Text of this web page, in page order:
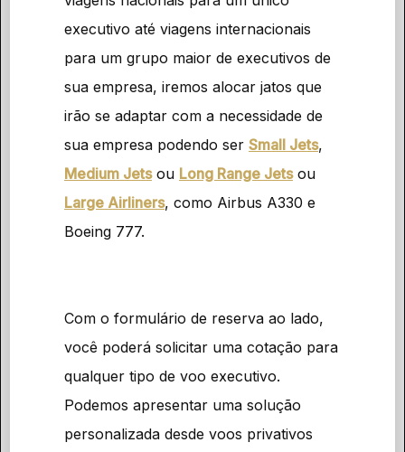
executivo até viagens internacionais
para um grupo maior de executivos de
sua empresa, iremos alocar jatos que
irão se adaptar com a necessidade de
sua empresa podendo ser Small Jets,
Medium Jetsou Long Range Jetsou
Large Airliners, como Airbus A330 e
Boeing 777.
Com o formulário de reserva ao lado,
você poderá solicitar uma cotação para
qualquer tipo de voo executivo.
Podemos apresentar uma solução
personalizada desde voos privativos